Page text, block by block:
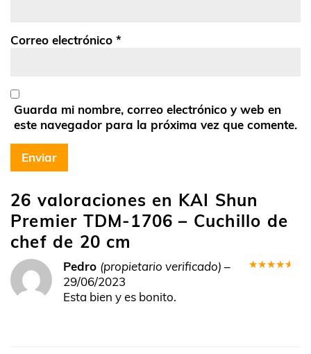
26 valoraciones en KAI Shun
Premier TDM-1706 – Cuchillo de
chef de 20 cm
Pedro (propietario verificado) –
29/06/2023
Esta bien y es bonito.
Correo electrónico *
Guarda mi nombre, correo electrónico y web en
este navegador para la próxima vez que comente.